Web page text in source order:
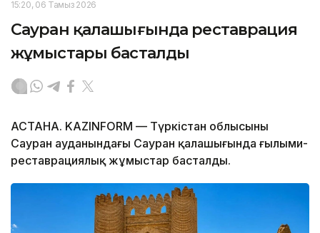
15:20, 06 Тамыз 2026
Сауран қалашығында реставрация
жұмыстары басталды
АСТАНА. KAZINFORM — Түркістан облысының
Сауран ауданындағы Сауран қалашығында ғылыми-
реставрациялық жұмыстар басталды.